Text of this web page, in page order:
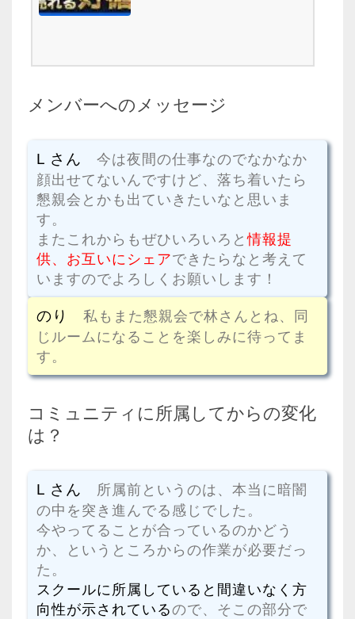
ebay
⬇︎ebayのり Blog版 スター
メンバーへのメッセージ
L さん 今は夜間の仕事なのでなかなか
顔出せてないんですけど、落ち着いたら
懇親会とかも出ていきたいなと思いま
す。
またこれからもぜひいろいろと情報提
供、お互いにシェアできたらなと考えて
いますのでよろしくお願いします！
のり
私もまた懇親会で林さんとね、同
じルームになることを楽しみに待ってま
す。
コミュニティに所属してからの変化
は？
L さん 所属前というのは、本当に暗闇
の中を突き進んでる感じでした。
今やってることが合っているのかどう
か、というところからの作業が必要だっ
た。
スクールに所属していると間違いなく方
向性が示されているので、そこの部分で